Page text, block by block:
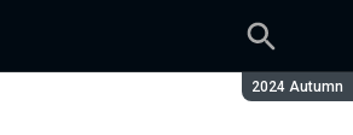
Сезон:
2024 Autumn